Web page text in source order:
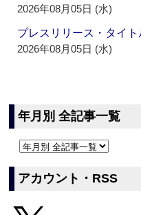
2026年08月05日 (水)
プレスリリース・タイ
2026年08月05日 (水)
年月別 全記事一覧
アカウント・RSS